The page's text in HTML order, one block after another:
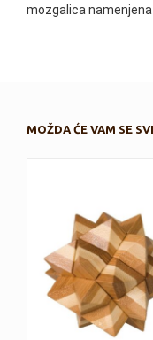
mozgalica namenjena
MOŽDA ĆE VAM SE